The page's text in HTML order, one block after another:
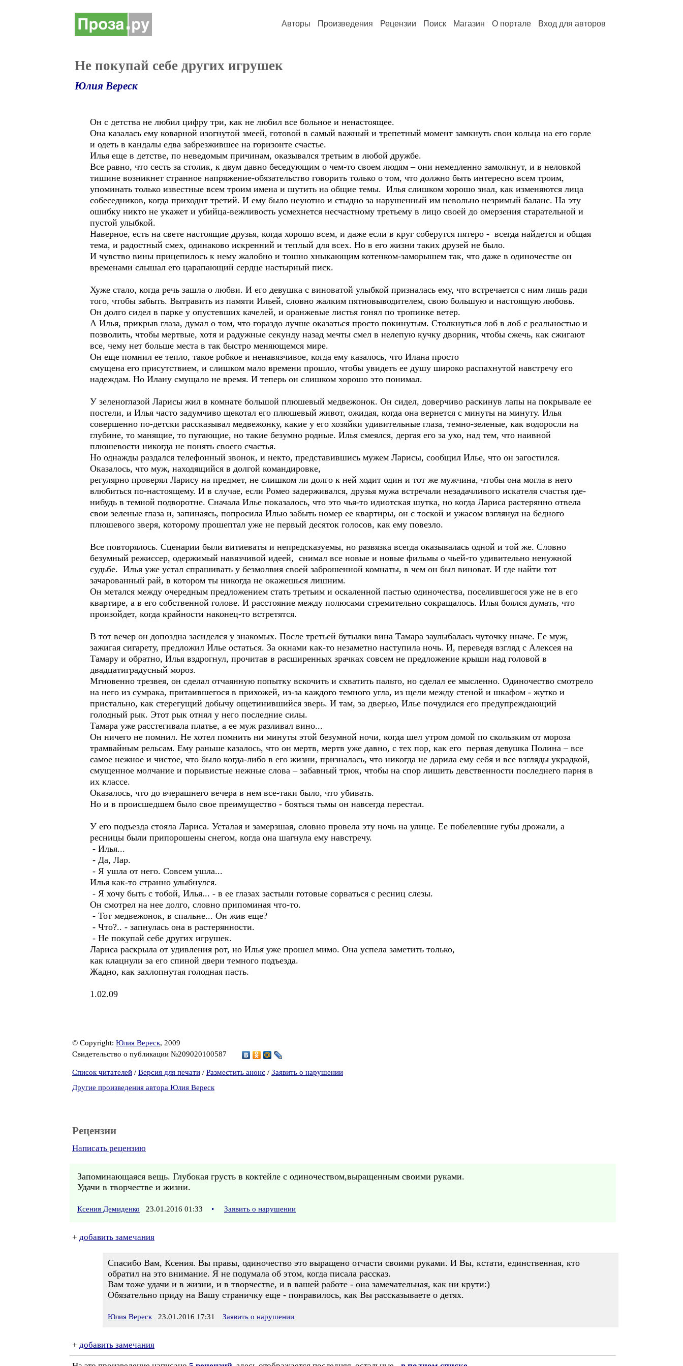
Авторы Произведения Рецензии Поиск Магазин О портале Вход для авторов
Не покупай себе других игрушек
Юлия Вереск
Он с детства не любил цифру три, как не любил все больное и ненастоящее.
Она казалась ему коварной изогнутой змеей, готовой в самый важный и трепетный момент замкнуть свои кольца на его горле
и одеть в кандалы едва забрезжившее на горизонте счастье.
Илья еще в детстве, по неведомым причинам, оказывался третьим в любой дружбе.
Все равно, что сесть за столик, к двум давно беседующим о чем-то своем людям – они немедленно замолкнут, и в неловкой
тишине возникнет странное напряжение-обязательство говорить только о том, что должно быть интересно всем троим,
упоминать только известные всем троим имена и шутить на общие темы. Илья слишком хорошо знал, как изменяются лица
собеседников, когда приходит третий. И ему было неуютно и стыдно за нарушенный им невольно незримый баланс. На эту
ошибку никто не укажет и убийца-вежливость усмехнется несчастному третьему в лицо своей до омерзения старательной и
пустой улыбкой.
Наверное, есть на свете настоящие друзья, когда хорошо всем, и даже если в круг соберутся пятеро - всегда найдется и общая
тема, и радостный смех, одинаково искренний и теплый для всех. Но в его жизни таких друзей не было.
И чувство вины прицепилось к нему жалобно и тошно хныкающим котенком-заморышем так, что даже в одиночестве он
временами слышал его царапающий сердце настырный писк.
Хуже стало, когда речь зашла о любви. И его девушка с виноватой улыбкой призналась ему, что встречается с ним лишь ради
того, чтобы забыть. Вытравить из памяти Ильей, словно жалким пятновыводителем, свою большую и настоящую любовь.
Он долго сидел в парке у опустевших качелей, и оранжевые листья гонял по тропинке ветер.
А Илья, прикрыв глаза, думал о том, что гораздо лучше оказаться просто покинутым. Столкнуться лоб в лоб с реальностью и
позволить, чтобы мертвые, хотя и радужные секунду назад мечты смел в нелепую кучку дворник, чтобы сжечь, как сжигают
все, чему нет больше места в так быстро меняющемся мире.
Он еще помнил ее тепло, такое робкое и ненавязчивое, когда ему казалось, что Илана просто
смущена его присутствием, и слишком мало времени прошло, чтобы увидеть ее душу широко распахнутой навстречу его
надеждам. Но Илану смущало не время. И теперь он слишком хорошо это понимал.
У зеленоглазой Ларисы жил в комнате большой плюшевый медвежонок. Он сидел, доверчиво раскинув лапы на покрывале ее
постели, и Илья часто задумчиво щекотал его плюшевый живот, ожидая, когда она вернется с минуты на минуту. Илья
совершенно по-детски рассказывал медвежонку, какие у его хозяйки удивительные глаза, темно-зеленые, как водоросли на
глубине, то манящие, то пугающие, но такие безумно родные. Илья смеялся, дергая его за ухо, над тем, что наивной
плюшевости никогда не понять своего счастья.
Но однажды раздался телефонный звонок, и некто, представившись мужем Ларисы, сообщил Илье, что он загостился.
Оказалось, что муж, находящийся в долгой командировке,
регулярно проверял Ларису на предмет, не слишком ли долго к ней ходит один и тот же мужчина, чтобы она могла в него
влюбиться по-настоящему. И в случае, если Ромео задерживался, друзья мужа встречали незадачливого искателя счастья где-
нибудь в темной подворотне. Сначала Илье показалось, что это чья-то идиотская шутка, но когда Лариса растерянно отвела
свои зеленые глаза и, запинаясь, попросила Илью забыть номер ее квартиры, он с тоской и ужасом взглянул на бедного
плюшевого зверя, которому прошептал уже не первый десяток голосов, как ему повезло.
Все повторялось. Сценарии были витиеваты и непредсказуемы, но развязка всегда оказывалась одной и той же. Словно
безумный режиссер, одержимый навязчивой идеей, снимал все новые и новые фильмы о чьей-то удивительно ненужной
судьбе. Илья уже устал спрашивать у безмолвия своей заброшенной комнаты, в чем он был виноват. И где найти тот
зачарованный рай, в котором ты никогда не окажешься лишним.
Он метался между очередным предложением стать третьим и оскаленной пастью одиночества, поселившегося уже не в его
квартире, а в его собственной голове. И расстояние между полюсами стремительно сокращалось. Илья боялся думать, что
произойдет, когда крайности наконец-то встретятся.
В тот вечер он допоздна засиделся у знакомых. После третьей бутылки вина Тамара заулыбалась чуточку иначе. Ее муж,
зажигая сигарету, предложил Илье остаться. За окнами как-то незаметно наступила ночь. И, переведя взгляд с Алексея на
Тамару и обратно, Илья вздрогнул, прочитав в расширенных зрачках совсем не предложение крыши над головой в
двадцатиградусный мороз.
Мгновенно трезвея, он сделал отчаянную попытку вскочить и схватить пальто, но сделал ее мысленно. Одиночество смотрело
на него из сумрака, притаившегося в прихожей, из-за каждого темного угла, из щели между стеной и шкафом - жутко и
пристально, как стерегущий добычу ощетинившийся зверь. И там, за дверью, Илье почудился его предупреждающий
голодный рык. Этот рык отнял у него последние силы.
Тамара уже расстегивала платье, а ее муж разливал вино...
Он ничего не помнил. Не хотел помнить ни минуты этой безумной ночи, когда шел утром домой по скользким от мороза
трамвайным рельсам. Ему раньше казалось, что он мертв, мертв уже давно, с тех пор, как его первая девушка Полина – все
самое нежное и чистое, что было когда-либо в его жизни, призналась, что никогда не дарила ему себя и все взгляды украдкой,
смущенное молчание и порывистые нежные слова – забавный трюк, чтобы на спор лишить девственности последнего парня в
их классе.
Оказалось, что до вчерашнего вечера в нем все-таки было, что убивать.
Но и в происшедшем было свое преимущество - бояться тьмы он навсегда перестал.
У его подъезда стояла Лариса. Усталая и замерзшая, словно провела эту ночь на улице. Ее побелевшие губы дрожали, а
ресницы были припорошены снегом, когда она шагнула ему навстречу.
- Илья...
- Да, Лар.
- Я ушла от него. Совсем ушла...
Илья как-то странно улыбнулся.
- Я хочу быть с тобой, Илья... - в ее глазах застыли готовые сорваться с ресниц слезы.
Он смотрел на нее долго, словно припоминая что-то.
- Тот медвежонок, в спальне... Он жив еще?
- Что?.. - запнулась она в растерянности.
- Не покупай себе других игрушек.
Лариса раскрыла от удивления рот, но Илья уже прошел мимо. Она успела заметить только,
как клацнули за его спиной двери темного подъезда.
Жадно, как захлопнутая голодная пасть.
1.02.09
© Copyright: Юлия Вереск, 2009
Свидетельство о публикации №209020100587
Список читателей / Версия для печати / Разместить анонс / Заявить о нарушении
Другие произведения автора Юлия Вереск
Рецензии
Написать рецензию
Запоминающаяся вещь. Глубокая грусть в коктейле с одиночеством,выращенным своими руками.
Удачи в творчестве и жизни.
Ксения Демиденко 23.01.2016 01:33 • Заявить о нарушении
+ добавить замечания
Спасибо Вам, Ксения. Вы правы, одиночество это выращено отчасти своими руками. И Вы, кстати, единственная, кто
обратил на это внимание. Я не подумала об этом, когда писала рассказ.
Вам тоже удачи и в жизни, и в творчестве, и в вашей работе - она замечательная, как ни крути:)
Обязательно приду на Вашу страничку еще - понравилось, как Вы рассказываете о детях.
Юлия Вереск 23.01.2016 17:31 Заявить о нарушении
+ добавить замечания